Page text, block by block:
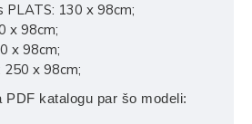
130 x 98cm;
x 98cm;
x 98cm;
x 98cm;
PDF katalogu par šo modeli: